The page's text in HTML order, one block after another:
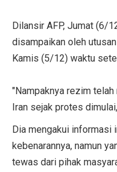
Dilansir AFP, Jumat (6/
disampaikan oleh
Kamis (5/12) waktu
"Nampaknya rezim
Iran sejak protes
Dia mengakui
kebenarannya, namun
tewas dari pihak